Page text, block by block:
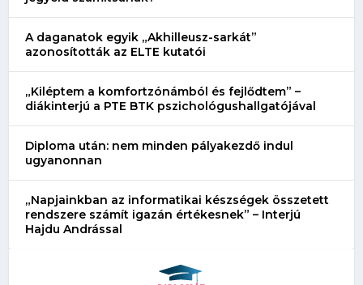
A daganatok egyik „Akhilleusz-sarkát”
azonosították az ELTE kutatói
„Kiléptem a komfortzónámból és fejlődtem” –
diákinterjú a PTE BTK pszichológushallgatójával
Diploma után: nem minden pályakezdő indul
ugyanonnan
„Napjainkban az informatikai készségek összetett
rendszere számít igazán értékesnek” – Interjú
Hajdu Andrással